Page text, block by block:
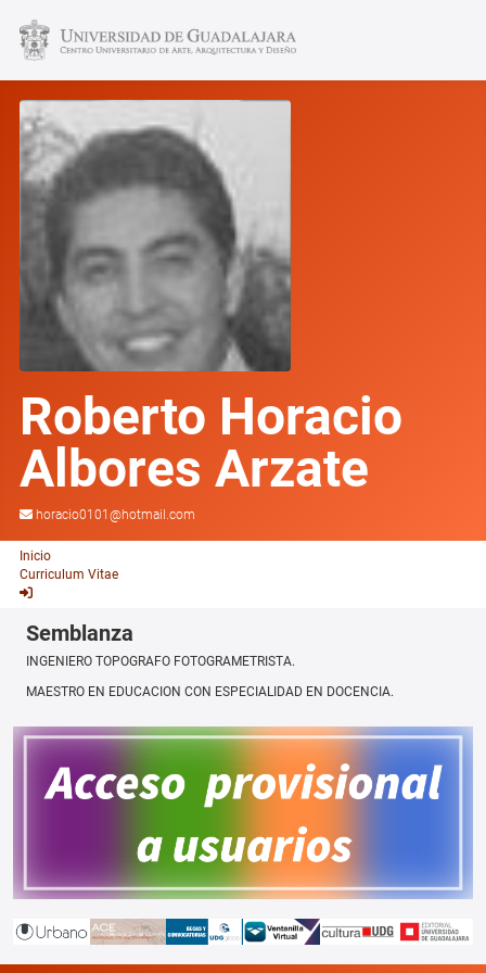
Roberto Horacio
Albores Arzate
horacio0101@hotmail.com
Inicio
Curriculum Vitae
Semblanza
INGENIERO TOPOGRAFO FOTOGRAMETRISTA.
MAESTRO EN EDUCACION CON ESPECIALIDAD EN DOCENCIA.